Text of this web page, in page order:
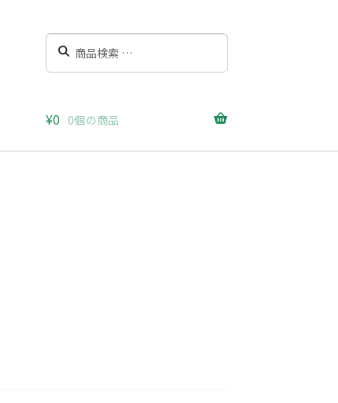
検
対
検
¥0 0個の商品